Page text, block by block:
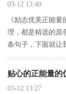
03-12 13:40
《励志优美正能
理，都是精选的原
条句子，下面就让
时候，你有强烈的
了。你的身体充满
贴心的正能量的
03-12 13:27